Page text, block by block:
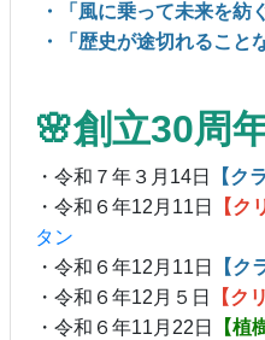
・「風に乗って未来を紡
・「歴史が途切れること
🌸創立30周
・令和７年３月14日 【ク
・令和６年12月11日
【ク
タン
・令和６年12月11日
【ク
・令和６年12月５日
【ク
・令和６年11月22日
【植